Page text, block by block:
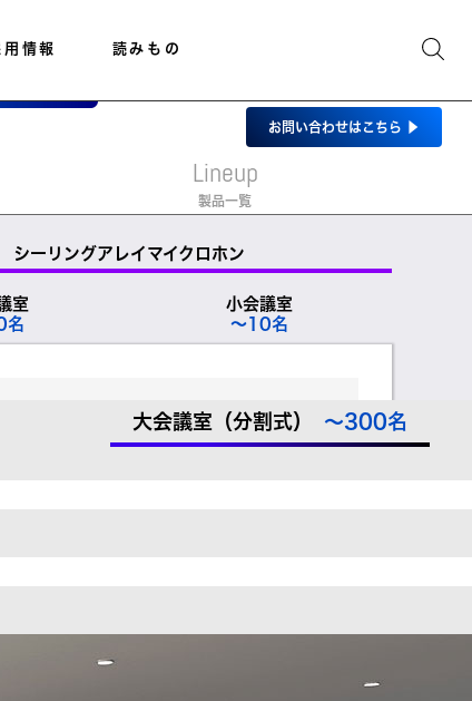
用情報 読みもの
お問い合わせはこちら ▶
Lineup
製品一覧
シーリングアレイマイクロホン
室
名
小会議室
～10名
大会議室（分割式） ～300名